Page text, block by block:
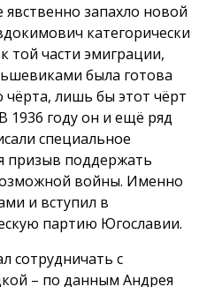
явственно запахло новой
категорически
той части эмиграции,
была готова
лишь бы этот чёрт
1936 году он и ещё ряд
специальное
призыв поддержать
войны. Именно
и вступил в
партию Югославии.
сотрудничать с
– по данным Андрея